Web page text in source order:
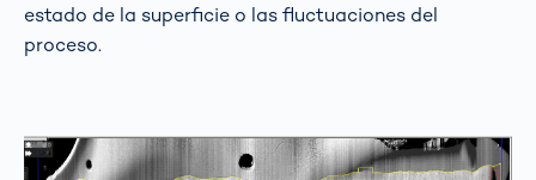
estado de la superficie o las fluctuaciones del
proceso.